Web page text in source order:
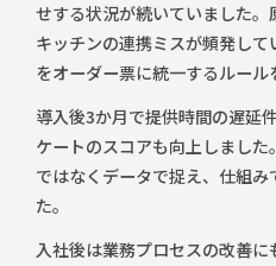
せする状況が続いていました。
キッチンの連携ミスが頻発し
をオーダー票に統一するルール
導入後3か月で提供時間の遅延
ケートのスコアも向上しまし
ではなくデータで捉え、仕組
た。
入社後は業務プロセスの改善